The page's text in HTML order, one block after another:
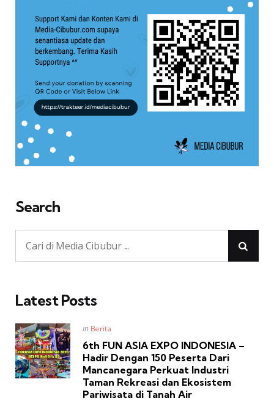
Search
Latest Posts
Posted
in
in Berita
6th FUN ASIA EXPO INDONESIA –
Hadir Dengan 150 Peserta Dari
Mancanegara Perkuat Industri
Taman Rekreasi dan Ekosistem
Pariwisata di Tanah Air